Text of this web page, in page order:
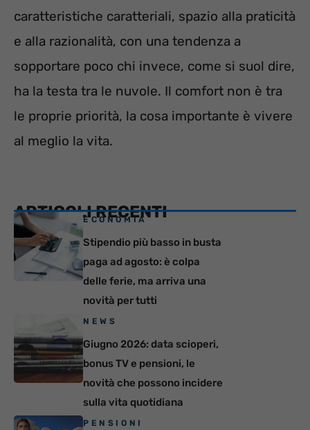
caratteristiche caratteriali, spazio alla praticità
e alla razionalità, con una tendenza a
sopportare poco chi invece, come si suol dire,
ha la testa tra le nuvole. Il comfort non è tra
le proprie priorità, la cosa importante è vivere
al meglio la vita.
ARTICOLI RECENTI
ECONOMIA
Stipendio più basso in busta
paga ad agosto: è colpa
delle ferie, ma arriva una
novità per tutti
NEWS
Giugno 2026: data scioperi,
bonus TV e pensioni, le
novità che possono incidere
sulla vita quotidiana
PENSIONI